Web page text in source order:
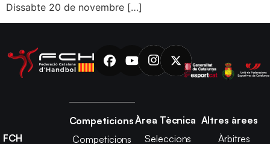
Dissabte 20 de novembre […]
FCH
Competicions
Competicions
Àrea Tècnica
Seleccions
Altres àrees
Àrbitres